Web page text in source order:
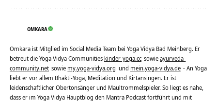
OMKARA
Omkara ist Mitglied im Social Media Team bei Yoga Vidya Bad Meinberg. Er
betreut die Yoga Vidya Communities kinder-yoga.cc sowieayurveda-
community.net sowie my.yoga-vidya.org und mein.yoga-vidya.de - An Yoga
liebt er vor allem Bhakti-Yoga, Meditation und Kirtansingen. Er ist
leidenschaftlicher Obertonsänger und Maultrommelspieler. So liegt es nahe,
dass er im Yoga Vidya Hauptblog den Mantra Podcast fortführt und mit